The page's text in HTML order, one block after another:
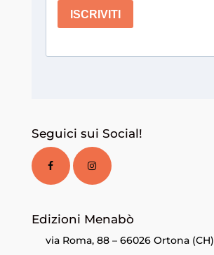
Seguici sui Social!
Edizioni Menabò
via Roma, 88 – 66026 Ortona (CH)